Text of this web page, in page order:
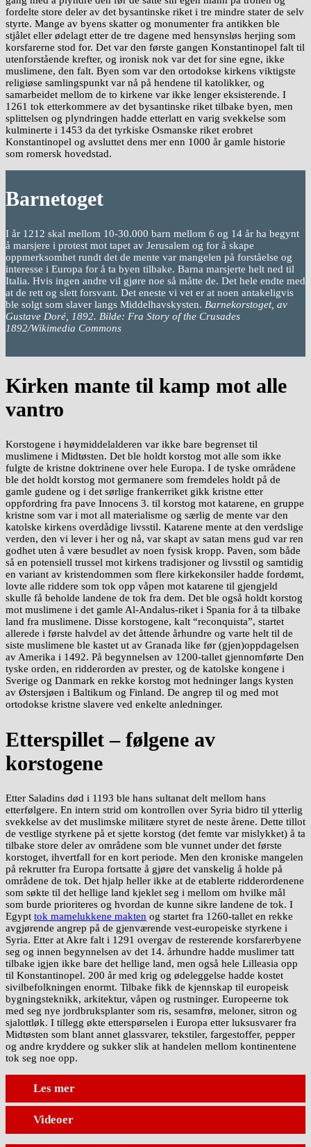
fordelte store deler av det bysantinske riket i tre mindre stater de selv
styrte. Mange av byens skatter og monumenter fra antikken ble
stjålet eller ødelagt etter de tre dagene med hensynsløs herjing som
korsfarerne stod for. Det var den første gangen Konstantinopel falt til
utenforstående krefter, og ironisk nok var det for sine egne, ikke
muslimene, den falt. Byen som var den ortodokse kirkens viktigste
religiøse samlingspunkt var nå på hendene til katolikker, og
samarbeidet mellom de to kirkene var ikke lenger eksisterende. I
1261 tok etterkommere av det bysantinske riket tilbake byen, men
splittelsen og plyndringen hadde etterlatt en varig svekkelse som
kulminerte i 1453 da det tyrkiske Osmanske riket erobret
Konstantinopel og avsluttet dens mer enn 1000 år gamle historie
som romersk hovedstad.
Barnetoget
I år 1212 skal mellom 10-30.000 barn mellom 6 og 14 år ha begynt
å marsjere i protest mot tapet av Jerusalem og for å skape
oppmerksomhet rundt det de mente var mangelen på forståelse og
interesse i Europa for å ta byen tilbake. Barna marsjerte helt ned til
Italia. Hvis ingen andre vil gjøre noe så måtte de. Det hele endte med
at de rett og slett forsvant. Det eneste vi vet er at noen antakeligvis
ble solgt som slaver langs Middelhavskysten. Barnekorstoget, av
Gustave Doré, 1892. Bilde: Fra Story of the Crusades
1892/Wikimedia Commons
Kirken mante til kamp mot alle
vantro
Korstogene i høymiddelalderen var ikke bare begrenset til
muslimene i Midtøsten. Det ble holdt korstog mot alle som ikke
fulgte de kristne doktrinene over hele Europa. I de tyske områdene
ble det holdt korstog mot germanere som fremdeles holdt på de
gamle gudene og i det sørlige frankerriket gikk kristne etter
oppfordring fra pave Innocens 3. til korstog mot katarene, en gruppe
kristne som var i mot all materialisme og særlig de mente var den
katolske kirkens overdådige livsstil. Katarene mente at den verdslige
verden, den vi lever i her og nå, var skapt av satan mens gud var ren
godhet uten å være besudlet av noen fysisk kropp. Paven, som både
så en potensiell trussel mot kirkens tradisjoner og livsstil og samtidig
en variant av kristendommen som flere kirkekonsiler hadde fordømt,
lovte alle riddere som tok opp våpen mot katarene til gjengjeld
skulle få beholde landene de tok fra dem. Det ble også holdt korstog
mot muslimene i det gamle Al-Andalus-riket i Spania for å ta tilbake
land fra muslimene. Disse korstogene, kalt “reconquista”, startet
allerede i første halvdel av det åttende århundre og varte helt til de
siste muslimene ble kastet ut av Granada like før (gjen)oppdagelsen
av Amerika i 1492. På begynnelsen av 1200-tallet gjennomførte Den
tyske orden, en ridderorden av prester, og de katolske kongene i
Sverige og Danmark en rekke korstog mot hedninger langs kysten
av Østersjøen i Baltikum og Finland. De angrep til og med mot
ortodokse kristne slavere ved enkelte anledninger.
Etterspillet – følgene av
korstogene
Etter Saladins død i 1193 ble hans sultanat delt mellom hans
etterfølgere. En intern strid om kontrollen over Syria bidro til ytterlig
svekkelse av det muslimske militære styret de neste årene. Dette tillot
de vestlige styrkene på et sjette korstog (det femte var mislykket) å ta
tilbake store deler av områdene som ble vunnet under det første
korstoget, ihvertfall for en kort periode. Men den kroniske mangelen
på rekrutter fra Europa fortsatte å gjøre det vanskelig å holde på
områdene de tok. Det hjalp heller ikke at de etablerte ridderordenene
som søkte til det hellige land kjeklet seg i mellom om hvilke mål
som burde prioriteres og hvordan de kunne sikre landene de tok. I
Egypt tok mamelukkene makten og startet fra 1260-tallet en rekke
avgjørende angrep på de gjenværende vest-europeiske styrkene i
Syria. Etter at Akre falt i 1291 overgav de resterende korsfarerbyene
seg og innen begynnelsen av det 14. århundre hadde muslimer tatt
tilbake igjen ikke bare det hellige land, men også hele Lilleasia opp
til Konstantinopel. 200 år med krig og ødeleggelse hadde kostet
sivilbefolkningen enormt. Tilbake fikk de kjennskap til europeisk
bygningsteknikk, arkitektur, våpen og rustninger. Europeerne tok
med seg nye jordbruksplanter som ris, sesamfrø, meloner, sitron og
sjalottløk. I tillegg økte etterspørselen i Europa etter luksusvarer fra
Midtøsten som blant annet glassvarer, tekstiler, fargestoffer, pepper
og andre kryddere og sukker slik at handelen mellom kontinentene
tok seg noe opp.
Les mer
Videoer